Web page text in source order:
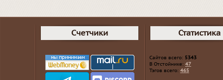
Счетчики Статистика
Сайтов всего: 5343
В Отстойнике: 47
Тэгов всего: 465